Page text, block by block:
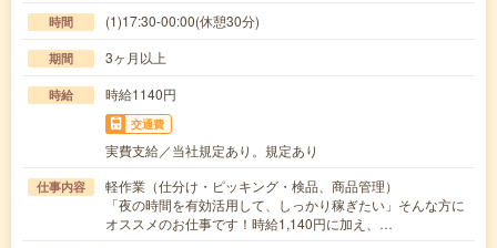
時間 (1)17:30-00:00(休憩30分)
期間 3ヶ月以上
時給 時給1140円
交通費
実費支給／当社規定あり。規定あり
仕事内容
軽作業（仕分け・ピッキング・検品、商品管理）
「夜の時間を有効活用して、しっかり稼ぎたい」そんな方に
オススメのお仕事です！時給1,140円に加え、…